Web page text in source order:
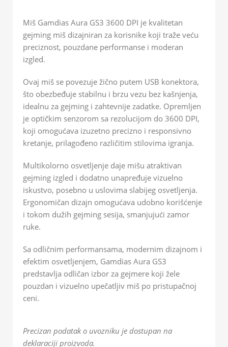
Miš Gamdias Aura GS3 3600 DPI je kvalitetan
gejming miš dizajniran za korisnike koji traže veću
preciznost, pouzdane performanse i moderan
izgled.
Ovaj miš se povezuje žično putem USB konektora,
što obezbeđuje stabilnu i brzu vezu bez kašnjenja,
idealnu za gejming i zahtevnije zadatke. Opremljen
je optičkim senzorom sa rezolucijom do 3600 DPI,
koji omogućava izuzetno precizno i responsivno
kretanje, prilagođeno različitim stilovima igranja.
Multikolorno osvetljenje daje mišu atraktivan
gejming izgled i dodatno unapređuje vizuelno
iskustvo, posebno u uslovima slabijeg osvetljenja.
Ergonomičan dizajn omogućava udobno korišćenje
i tokom dužih gejming sesija, smanjujući zamor
ruke.
Sa odličnim performansama, modernim dizajnom i
efektim osvetljenjem, Gamdias Aura GS3
predstavlja odličan izbor za gejmere koji žele
pouzdan i vizuelno upečatljiv miš po pristupačnoj
ceni.
Precizan podatak o uvozniku je dostupan na
deklaraciji proizvoda.